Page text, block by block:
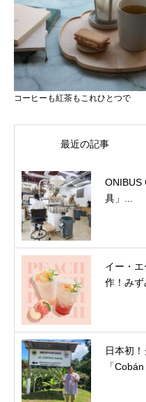
コーヒーも紅茶もこれひとつで
最近の記事
ONIBUS
具」...
イー・
作！みず
日本初
「Cobán